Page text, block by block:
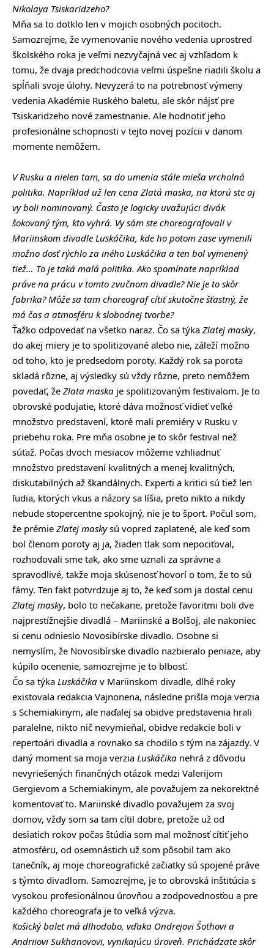
Nikolaya Tsiskaridzeho?
Mňa sa to dotklo len v mojich osobných pocitoch.
Samozrejme, že vymenovanie nového vedenia uprostred
školského roka je veľmi nezvyčajná vec aj vzhľadom k
tomu, že dvaja predchodcovia veľmi úspešne riadili školu a
spĺňali svoje úlohy. Nevyzerá to na potrebnosť výmeny
vedenia Akadémie Ruského baletu, ale skôr nájsť pre
Tsiskaridzeho nové zamestnanie. Ale hodnotiť jeho
profesionálne schopnosti v tejto novej pozícii v danom
momente nemôžem.
V Rusku a nielen tam, sa do umenia stále mieša vrcholná
politika. Napríklad už len cena Zlatá maska, na ktorú ste aj
vy boli nominovaný. Často je logicky uvažujúci divák
šokovaný tým, kto vyhrá. Vy sám ste choreografovali v
Mariinskom divadle Luskáčika, kde ho potom zase vymenili
možno dosť rýchlo za iného Luskáčika a ten bol vymenený
tiež… To je taká malá politika. Ako spomínate napríklad
práve na prácu v tomto zvučnom divadle? Nie je to skôr
fabrika? Môže sa tam choreograf cítiť skutočne šťastný, že
má čas a atmosféru k slobodnej tvorbe?
Ťažko odpovedať na všetko naraz. Čo sa týka Zlatej masky,
do akej miery je to spolitizované alebo nie, záleží možno
od toho, kto je predsedom poroty. Každý rok sa porota
skladá rôzne, aj výsledky sú vždy rôzne, preto nemôžem
povedať, že Zlata maska je spolitizovaným festivalom. Je to
obrovské podujatie, ktoré dáva možnosť vidieť veľké
množstvo predstavení, ktoré mali premiéry v Rusku v
priebehu roka. Pre mňa osobne je to skôr festival než
súťaž. Počas dvoch mesiacov môžeme vzhliadnuť
množstvo predstavení kvalitných a menej kvalitných,
diskutabilných až škandálnych. Experti a kritici sú tiež len
ľudia, ktorých vkus a názory sa líšia, preto nikto a nikdy
nebude stopercentne spokojný, nie je to šport. Počul som,
že prémie Zlatej maskysú vopred zaplatené, ale keď som
bol členom poroty aj ja, žiaden tlak som nepociťoval,
rozhodovali sme tak, ako sme uznali za správne a
spravodlivé, takže moja skúsenosť hovorí o tom, že to sú
fámy. Ten fakt potvrdzuje aj to, že keď som ja dostal cenu
Zlatej masky, bolo to nečakane, pretože favoritmi boli dve
najprestížnejšie divadlá – Mariinské a Bolšoj, ale nakoniec
si cenu odnieslo Novosibírske divadlo. Osobne si
nemyslím, že Novosibírske divadlo nazbieralo peniaze, aby
kúpilo ocenenie, samozrejme je to blbosť.
Čo sa týka Luskáčika v Mariinskom divadle, dlhé roky
existovala redakcia Vajnonena, následne prišla moja verzia
s Schemiakinym, ale naďalej sa obidve predstavenia hrali
paralelne, nikto nič nevymieňal, obidve redakcie boli v
repertoári divadla a rovnako sa chodilo s tým na zájazdy. V
daný moment sa moja verzia Luskáčika nehrá z dôvodu
nevyriešených finančných otázok medzi Valerijom
Gergievom a Schemiakinym, ale považujem za nekorektné
komentovať to. Mariinské divadlo považujem za svoj
domov, vždy som sa tam cítil dobre, pretože už od
desiatich rokov počas štúdia som mal možnosť cítiť jeho
atmosféru, od osemnástich už som pôsobil tam ako
tanečník, aj moje choreografické začiatky sú spojené práve
s týmto divadlom. Samozrejme, je to obrovská inštitúcia s
vysokou profesionálnou úrovňou a zodpovednosťou a pre
každého choreografa je to veľká výzva.
Košický balet má dlhodobo, vďaka Ondrejovi Šothovi a
Andriiovi Sukhanovovi, vynikajúcu úroveň. Prichádzate skôr